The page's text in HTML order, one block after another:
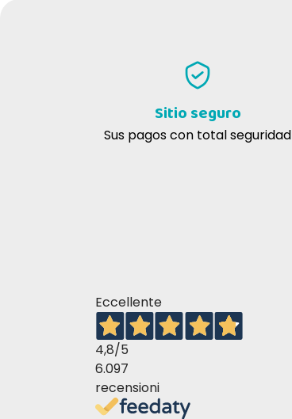
Sitio seguro
Sus pagos con total seguridad
Eccellente
4,8/5
6.097
recensioni